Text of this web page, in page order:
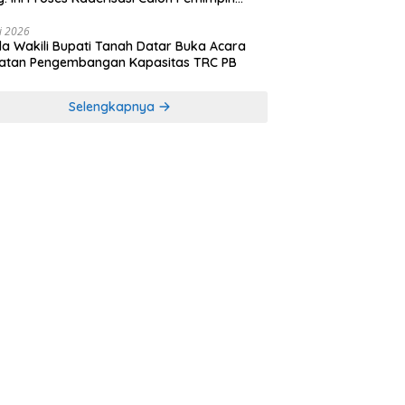
2026
Wakili Bupati Tanah Datar Buka Acara
Pengembangan Kapasitas TRC PB
Selengkapnya